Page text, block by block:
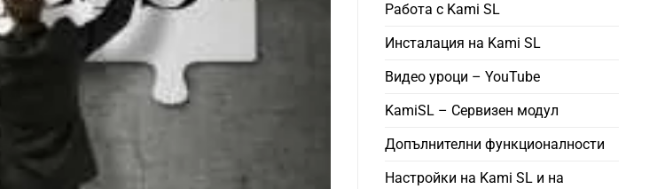
Работа с Kami SL
Инсталация на Kami SL
Видео уроци – YouTube
KamiSL – Сервизен модул
Допълнителни функционалности
Настройки на Kami SL и на